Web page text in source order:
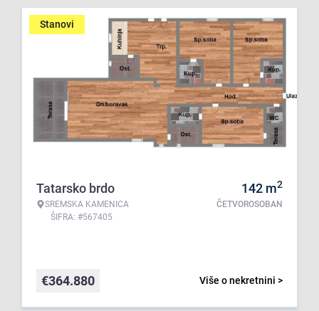
Stanovi
Tatarsko brdo
SREMSKA KAMENICA
ŠIFRA: #567405
142 m2
ČETVOROSOBAN
Više o nekretnini >
€364.880